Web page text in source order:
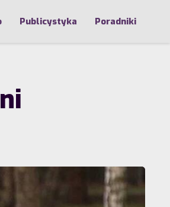
Publicystyka Poradniki